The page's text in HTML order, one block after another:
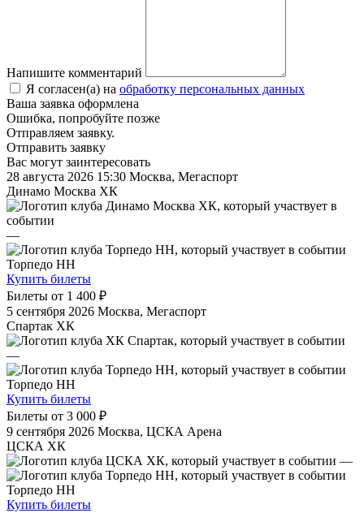
Напишите комментарий
Я согласен(а) на обработку персональных данных
Ваша заявка оформлена
Ошибка, попробуйте позже
Отправляем заявку.
Отправить заявку
Вас могут заинтересовать
28 августа 2026 15:30 Москва, Мегаспорт
Динамо Москва ХК
—
Торпедо НН
Купить билеты
Билеты от 1 400 ₽
5 сентября 2026 Москва, Мегаспорт
Спартак ХК
—
Торпедо НН
Купить билеты
Билеты от 3 000 ₽
9 сентября 2026 Москва, ЦСКА Арена
ЦСКА ХК
—
Торпедо НН
Купить билеты